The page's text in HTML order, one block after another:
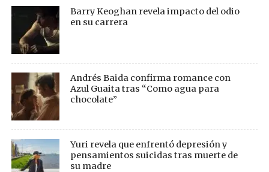
Barry Keoghan revela impacto del odio
en su carrera
Andrés Baida confirma romance con
Azul Guaita tras “Como agua para
chocolate”
Yuri revela que enfrentó depresión y
pensamientos suicidas tras muerte de
su madre